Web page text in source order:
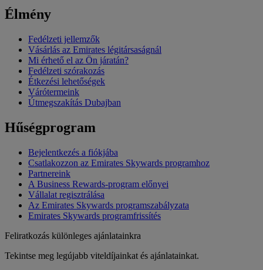
Élmény
Fedélzeti jellemzők
Vásárlás az Emirates légitársaságnál
Mi érhető el az Ön járatán?
Fedélzeti szórakozás
Étkezési lehetőségek
Várótermeink
Útmegszakítás Dubajban
Hűségprogram
Bejelentkezés a fiókjába
Csatlakozzon az Emirates Skywards programhoz
Partnereink
A Business Rewards-program előnyei
Vállalat regisztrálása
Az Emirates Skywards programszabályzata
Emirates Skywards programfrissítés
Feliratkozás különleges ajánlatainkra
Tekintse meg legújabb viteldíjainkat és ajánlatainkat.